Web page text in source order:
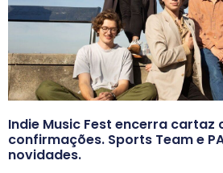
Indie Music Fest encerra cartaz
confirmações. Sports Team e
novidades.